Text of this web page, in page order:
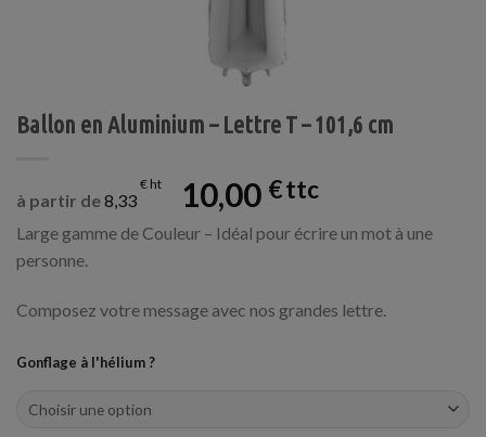
Ballon en Aluminium – Lettre T – 101,6 cm
à partir de8,33
€ 10,00 €
Large gamme de Couleur – Idéal pour écrire un mot à une
personne.
Composez votre message avec nos grandes lettre.
Gonflage à l'hélium ?